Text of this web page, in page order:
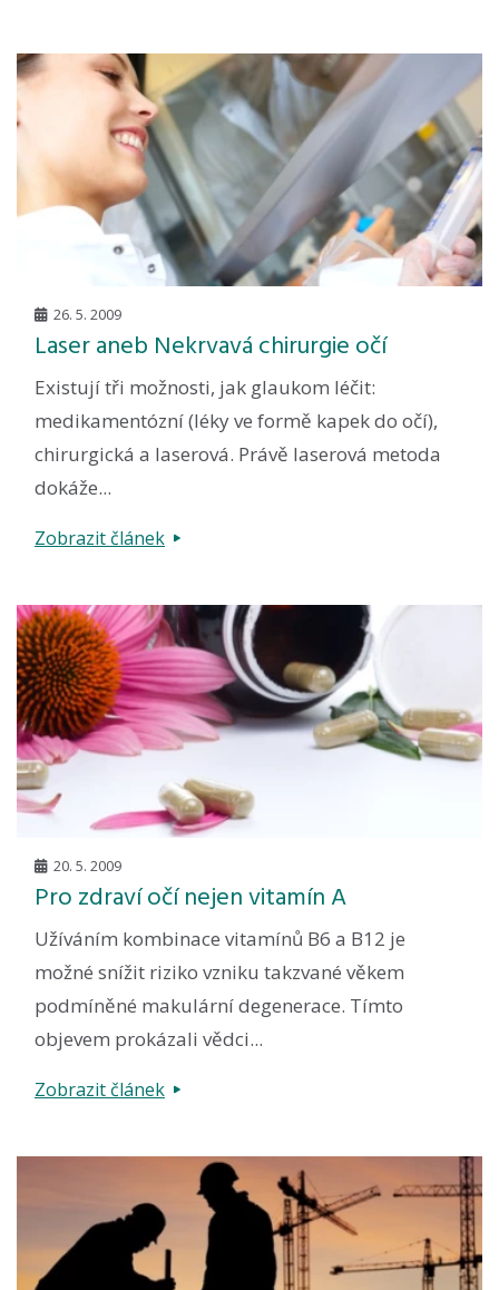
26. 5. 2009
Laser aneb Nekrvavá chirurgie očí
Existují tři možnosti, jak glaukom léčit:
medikamentózní (léky ve formě kapek do očí),
chirurgická a laserová. Právě laserová metoda
dokáže...
Zobrazit článek
20. 5. 2009
Pro zdraví očí nejen vitamín A
Užíváním kombinace vitamínů B6 a B12 je
možné snížit riziko vzniku takzvané věkem
podmíněné makulární degenerace. Tímto
objevem prokázali vědci...
Zobrazit článek